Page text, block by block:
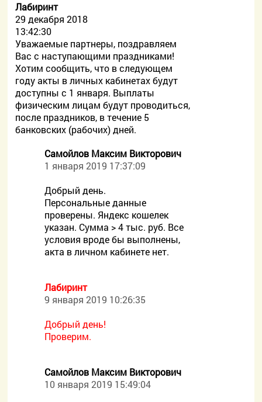
Лабиринт
29 декабря 2018
13:42:30
Уважаемые партнеры, поздравляем
Вас с наступающими праздниками!
Хотим сообщить, что в следующем
году акты в личных кабинетах будут
доступны с 1 января. Выплаты
физическим лицам будут проводиться,
после праздников, в течение 5
банковских (рабочих) дней.
Самойлов Максим Викторович
1 января 2019 17:37:09
Добрый день.
Персональные данные
проверены. Яндекс кошелек
указан. Сумма > 4 тыс. руб. Все
условия вроде бы выполнены,
акта в личном кабинете нет.
Лабиринт
9 января 2019 10:26:35
Добрый день!
Проверим.
Самойлов Максим Викторович
10 января 2019 15:49:04